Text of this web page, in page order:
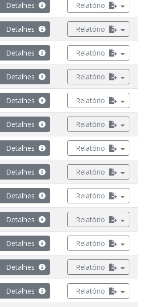
Detalhes Relatório
Detalhes Relatório
Detalhes Relatório
Detalhes Relatório
Detalhes Relatório
Detalhes Relatório
Detalhes Relatório
Detalhes Relatório
Detalhes Relatório
Detalhes Relatório
Detalhes Relatório
Detalhes Relatório
Detalhes Relatório